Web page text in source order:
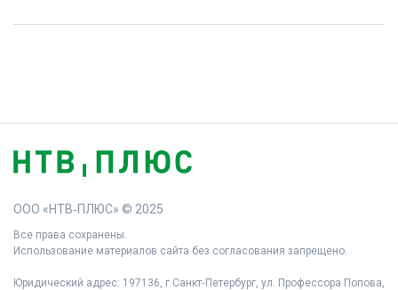
ООО «НТВ‑ПЛЮС» © 2025
Все права сохранены.
Использование материалов сайта без согласования запрещено.
Юридический адрес: 197136, г.Санкт‑Петербург, ул. Профессора Попова,